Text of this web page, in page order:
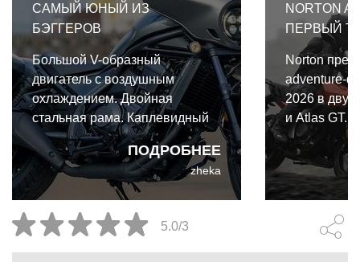
САМЫЙ ЮНЫЙ ИЗ
БЭГГЕРОВ
ПОДРОБНЕЕ
Большой V-образный
двигатель с воздушным
охлаждением. Двойная
стальная рама. Каплевидный
бензобак. Штанги толкателей.
Оребрение цилиндров.
Платформы для ног. И,
конечно, мощная
аудиосистема. Таков
традиционный портрет
классического бэггера. Именно
zheka
NORTON
ПЕРВЫЙ
Norton
adventure-
2026 в двух
и Atlas GT.
одной
важными
5.0/3